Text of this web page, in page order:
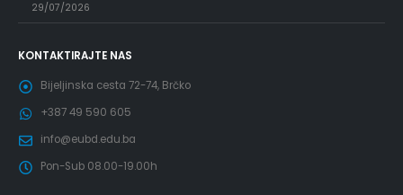
29/07/2026
KONTAKTIRAJTE NAS
Bijeljinska cesta 72-74, Brčko
+387 49 590 605
info@eubd.edu.ba
Pon-Sub 08.00-19.00h